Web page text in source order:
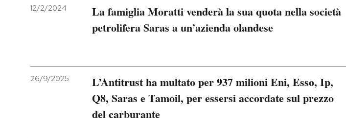
CALENDARIO
AREA PERSONALE
12/2/2024
La famiglia Moratti venderà la sua quota nella società
petrolifera Saras a un’azienda olandese
26/9/2025
L’Antitrust ha multato per 937 milioni Eni, Esso, Ip,
Q8, Saras e Tamoil, per essersi accordate sul prezzo
del carburante